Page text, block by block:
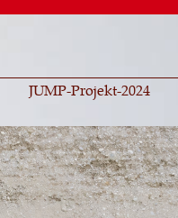
JUMP-Projekt-2024